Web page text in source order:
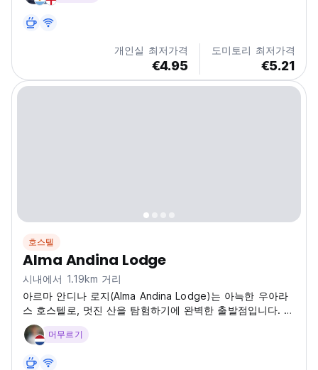
개인실 최저가격
€4.95
도미토리 최저가격
€5.21
호스텔
Alma Andina Lodge
시내에서 1.19km 거리
아르마 안디나 로지(Alma Andina Lodge)는 아늑한 우아라
스 호스텔로, 멋진 산을 탐험하기에 완벽한 출발점입니다. 편
안함을 즐기고, 모험을 공유하고, 휴식을 취하세요! (Auto-
translated from original language)
머무르기